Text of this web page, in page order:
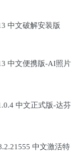
中文破解安装版
中文便携版-AI照片
中文正式版-达芬
中文激活特